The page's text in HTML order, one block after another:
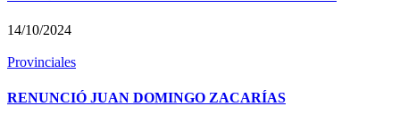
14/10/2024
Provinciales
RENUNCIÓ JUAN DOMINGO ZACARÍAS